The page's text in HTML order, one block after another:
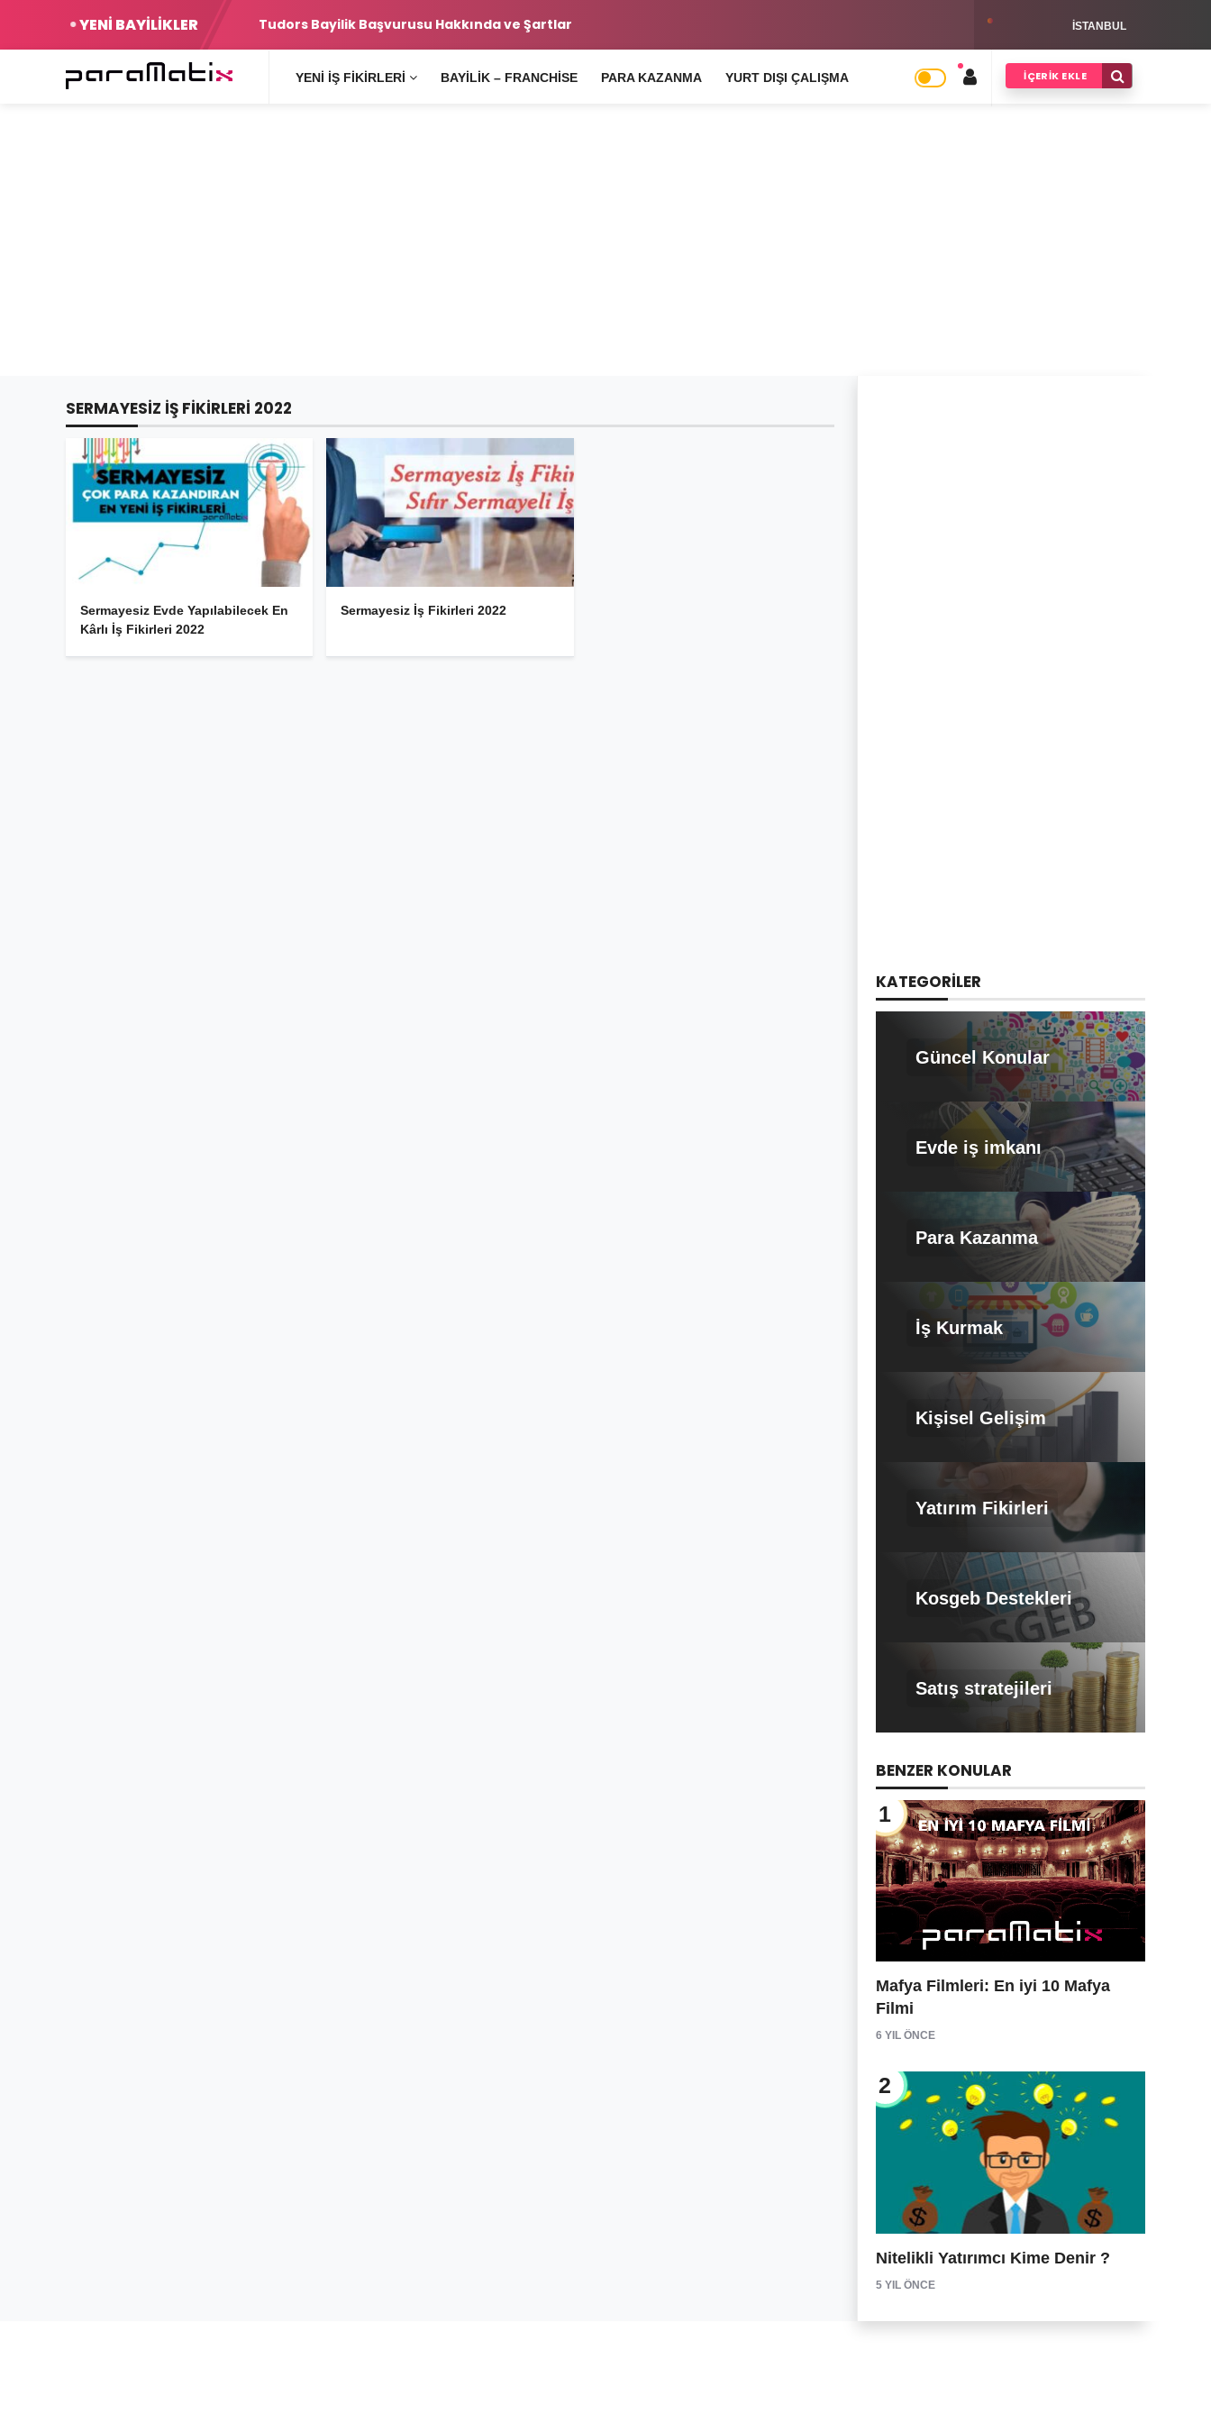
YENİ BAYİLİKLERTudors Bayilik Başvurusu Hakkında ve Şartlar ISTANBUL
YENI İŞ FIKIRLERI BAYILIK – FRANCHISE PARA KAZANMA YURT DIŞI ÇALIŞMA İÇERIK EKLE
SERMAYESIZ IŞ FIKIRLERI 2022
Sermayesiz Evde Yapılabilecek En
Kârlı İş Fikirleri 2022
Sermayesiz İş Fikirleri 2022
KATEGORILER
Güncel Konular
Evde iş imkanı
Para Kazanma
İş Kurmak
Kişisel Gelişim
Yatırım Fikirleri
Kosgeb Destekleri
Satış stratejileri
BENZER KONULAR
1
Mafya Filmleri: En iyi 10 Mafya
Filmi
6 YIL ÖNCE
2
Nitelikli Yatırımcı Kime Denir ?
5 YIL ÖNCE